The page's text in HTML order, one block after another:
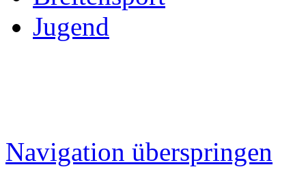
Jugend
Navigation überspringen